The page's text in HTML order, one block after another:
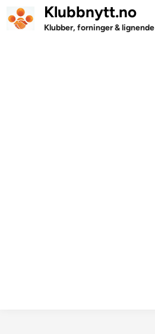
Skip
to
Klubbnytt.no
Klubber, forninger & lignende